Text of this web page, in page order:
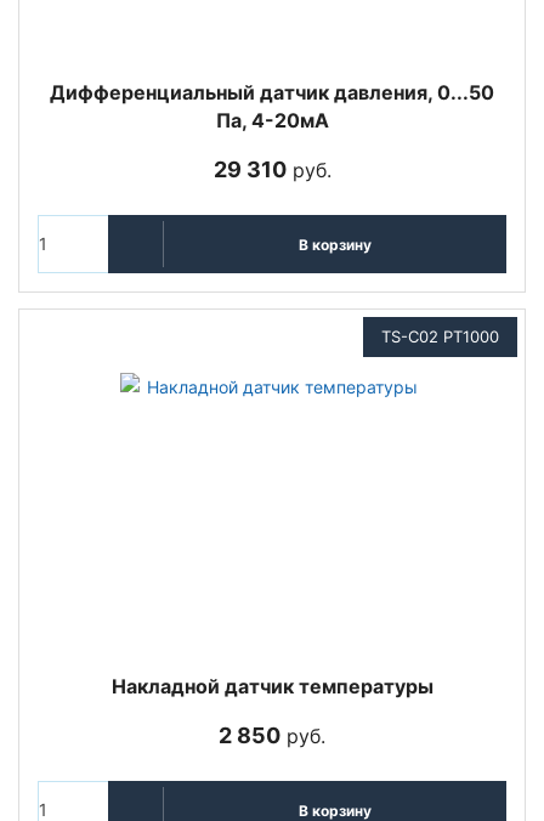
Дифференциальный датчик давления, 0...50
Па, 4-20мА
29 310руб.
В корзину
TS-C02 PT1000
Накладной датчик температуры
2 850 руб.
В корзину